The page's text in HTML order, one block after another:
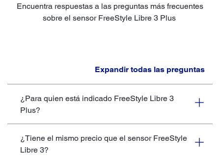
Encuentra respuestas a las preguntas más frecuentes
sobre el sensor FreeStyle Libre 3 Plus
Expandir todas las preguntas
¿Para quien está indicado FreeStyle Libre 3
Plus?
¿Tiene el mismo precio que el sensor FreeStyle
Libre 3?